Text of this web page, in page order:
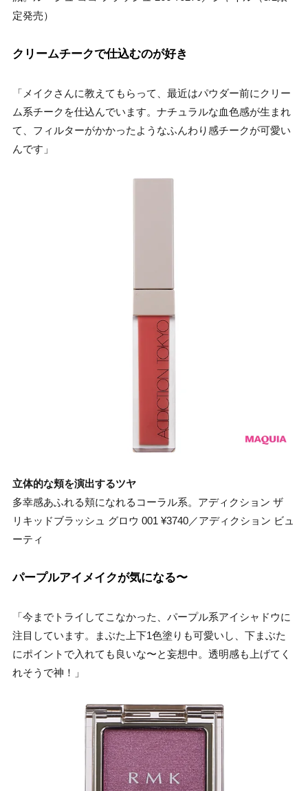
定発売）
クリームチークで仕込むのが好き
「メイクさんに教えてもらって、最近はパウダー前にクリー
ム系チークを仕込んでいます。ナチュラルな血色感が生まれ
て、フィルターがかかったようなふんわり感チークが可愛い
んです」
立体的な頬を演出するツヤ
多幸感あふれる頬になれるコーラル系。アディクション ザ
リキッドブラッシュ グロウ 001 ¥3740／アディクション ビュ
ーティ
パープルアイメイクが気になる〜
「今までトライしてこなかった、パープル系アイシャドウに
注目しています。まぶた上下1色塗りも可愛いし、下まぶた
にポイントで入れても良いな〜と妄想中。透明感も上げてく
れそうで神！」